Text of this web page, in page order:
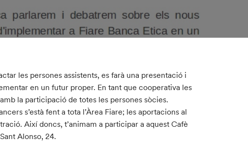
les persones assistents, es farà una presentació i
en un futur proper. En tant que cooperativa les
la participació de totes les persones sòcies.
s’està fent a tota l’Àrea Fiare; les aportacions al
Així doncs, t’animam a participar a aquest Cafè
Alonso, 24.